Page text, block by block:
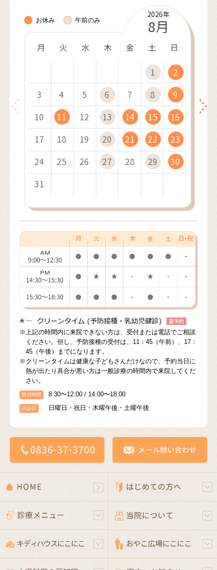
お休み 午前のみ
2026年
8月
1
2
3
4 5 6 7 8
9
10
11 12 13 14 15
16
17
18 19 20 21 22
23
24
25 26 27 28 29
30
31
2026年
9月
5
6
7
8 9 10 11 12
13
14
15 16 17 18 19
20
21
22 23 24 25 26
27
28
29 30
2026年
10月
3
4
5
6 7 8 9 10
11
12
13 14 15 16 17
18
19
20 21 22 23 24
25
26
27 28 29 30 31
2026年
11月
1
2
3 4 5 6 7
8
9
10 11 12 13 14
15
16
17 18 19 20 21
22
23
24 25 26 27 28
29
30
2026年
12月
5
6
7
8 9 10 11 12
13
14
15 16 17 18 19
20
21
22 23 24 25 26
27
28
29 30 31
2027年
1月
2
3
4
5 6 7 8 9
10
11
12 13 14 15 16
17
18
19 20 21 22 23
24
25
26 27 28 29 30 31
2027年
2月
6
7
8
9 10 11 12 13
14
15
16 17 18 19 20
21
22
23 24 25 26 27 28
2027年
3月
6
7
8
9 10 11 12 13
14
15
16 17 18 19 20
21
22
23 24 25 26 27
28
29
30 31
2027年
4月
3
4
5
6 7 8 9 10
11
12
13 14 15 16 17
18
19
20 21 22 23 24
25
26
27 28 29 30
2027年
5月
1
2
3
4 5 6 7 8
9
10
11 12 13 14 15
16
17
18 19 20 21 22
23
24
25 26 27 28 29
30
31
2027年
6月
5
6
7
8 9 10 11 12
13
14
15 16 17 18 19
20
21
22 23 24 25 26
27
28
29 30
2027年
7月
3
4
5
6 7 8 9 10
11
12
13 14 15 16 17
18
19
20 21 22 23 24
25
26
27 28 29 30 31
※上記の時間内に来院できない方は、受付または電話でご相談
ください。但し、予防接種の受付は、11：45（午前）、17：
45（午後）までになります。
※クリーンタイムは健康な子どもさんだけなので、予約当日に
熱が出たり具合が悪い方は一般診療の時間内で来院してくだ
さい。
受付時間 8:30〜12:00 / 14:00〜18:00
休診日 日曜日・祝日・木曜午後・土曜午後